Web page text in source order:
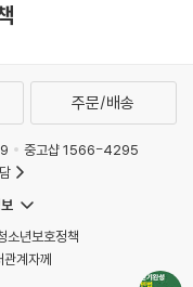
니다. 사랑하는 어머니와
게 강의할 수 있게 해주시
도록 항상 조언해 주시고
님 … 이하 감사드립니다.
주문/배송
중고샵 1566-4295
소년보호정책
관계자께